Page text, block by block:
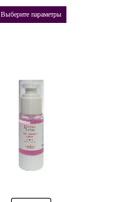
из
5
Выберите параметры